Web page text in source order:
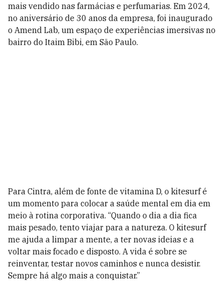
mais vendido nas farmácias e perfumarias. Em 2024,
no aniversário de 30 anos da empresa, foi inaugurado
o Amend Lab, um espaço de experiências imersivas no
bairro do Itaim Bibi, em São Paulo.
Para Cintra, além de fonte de vitamina D, o kitesurf é
um momento para colocar a saúde mental em dia em
meio à rotina corporativa. “Quando o dia a dia fica
mais pesado, tento viajar para a natureza. O kitesurf
me ajuda a limpar a mente, a ter novas ideias e a
voltar mais focado e disposto. A vida é sobre se
reinventar, testar novos caminhos e nunca desistir.
Sempre há algo mais a conquistar.”